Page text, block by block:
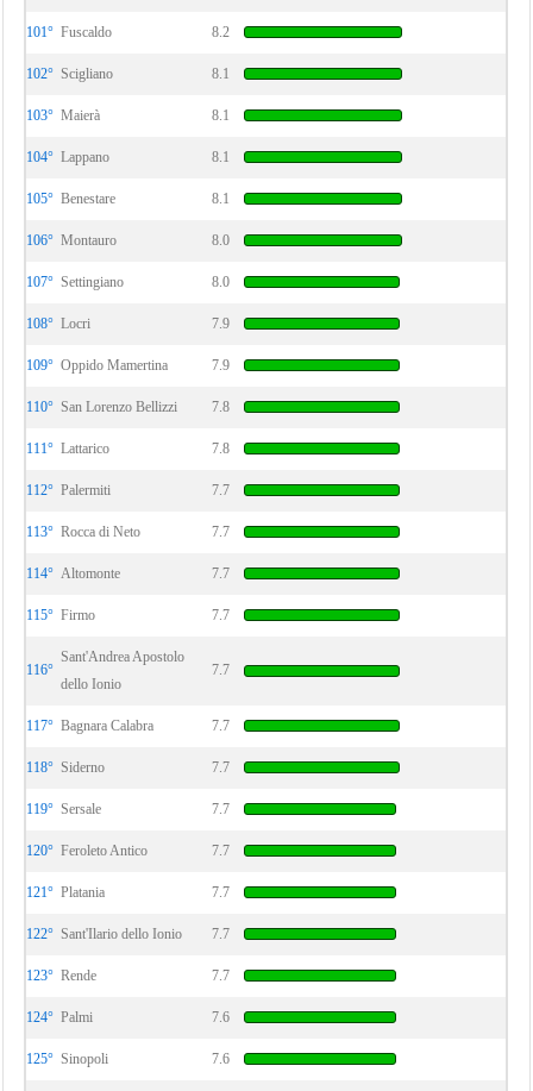
101° Fuscaldo 8.2
102° Scigliano 8.1
103° Maierà 8.1
104° Lappano 8.1
105° Benestare 8.1
106° Montauro 8.0
107° Settingiano 8.0
108° Locri 7.9
109° Oppido Mamertina 7.9
110° San Lorenzo Bellizzi 7.8
111° Lattarico 7.8
112° Palermiti 7.7
113° Rocca di Neto 7.7
114° Altomonte 7.7
115° Firmo 7.7
116°
Sant'Andrea Apostolo
dello Ionio
7.7
117° Bagnara Calabra 7.7
118° Siderno 7.7
119° Sersale 7.7
120° Feroleto Antico 7.7
121° Platania 7.7
122° Sant'Ilario dello Ionio 7.7
123° Rende 7.7
124° Palmi 7.6
125° Sinopoli 7.6